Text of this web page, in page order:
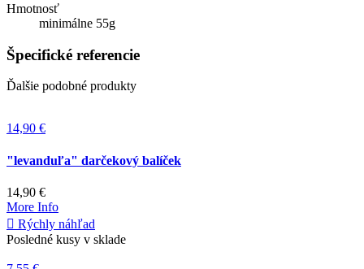
Hmotnosť
minimálne 55g
Špecifické referencie
Ďalšie podobné produkty